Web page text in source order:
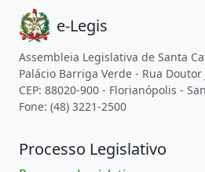
e-Legis
Assembleia Legislativa de Santa
Palácio Barriga Verde - Rua Doutor
CEP: 88020-900 - Florianópolis -
Fone: (48) 3221-2500
Processo Legislativo